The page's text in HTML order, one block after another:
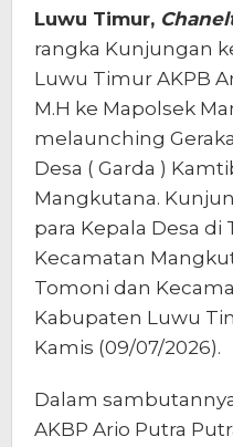
Luwu Timur,
rangka Kunjungan
Luwu Timur AKPB
M.H ke Mapolsek
melaunching
Desa ( Garda )
Mangkutana.
para Kepala Desa di
Kecamatan
Tomoni dan
Kabupaten Luwu
Kamis (09/07/2026).
Dalam
AKBP Ario Putra